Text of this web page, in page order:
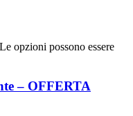
opzioni possono essere
– OFFERTA